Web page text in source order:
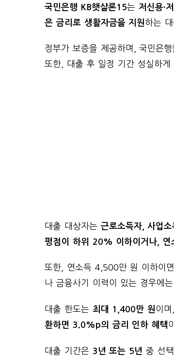
국민은행 KB햇살론15는 저신용·
은 금리로 생활자금을 지원하는 대
정부가 보증을 제공하며, 국민은
또한, 대출 후 일정 기간 성실하게
대출 대상자는 근로소득자, 사업
평점이 하위 20% 이하이거나,
또한, 연소득 4,500만 원 이하이
나 금융사기 이력이 있는 경우에
대출 한도는 최대 1,400만 원이
환하면 3.0%p의 금리 인하 혜택
대출 기간은 3년 또는 5년 중 선택